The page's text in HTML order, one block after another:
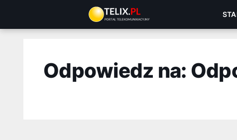
treści
Odpowiedz na: